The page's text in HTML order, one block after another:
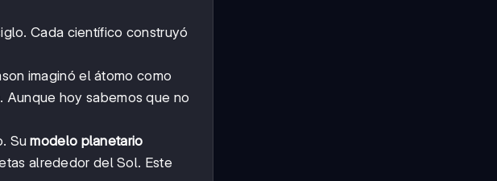
Cada científico construyó
imaginó el átomo como
Aunque hoy sabemos que no
Sumodelo planetario
alrededor del Sol. Este